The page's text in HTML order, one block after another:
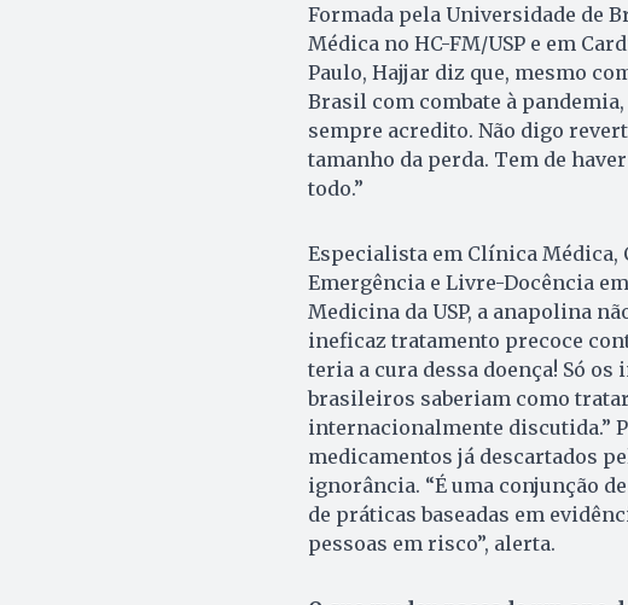
Formada pela Universidade de
Médica no HC-FM/USP e em
Paulo, Hajjar diz que, mesmo
Brasil com combate à
sempre acredito. Não digo
tamanho da perda. Tem de
todo.”
Especialista em Clínica
Emergência e Livre-Docência
Medicina da USP, a anapolina
ineficaz tratamento precoce
teria a cura dessa doença! Só
brasileiros saberiam como
internacionalmente discutida.”
medicamentos já descartados
ignorância. “É uma conjunção
de práticas baseadas em
pessoas em risco”, alerta.